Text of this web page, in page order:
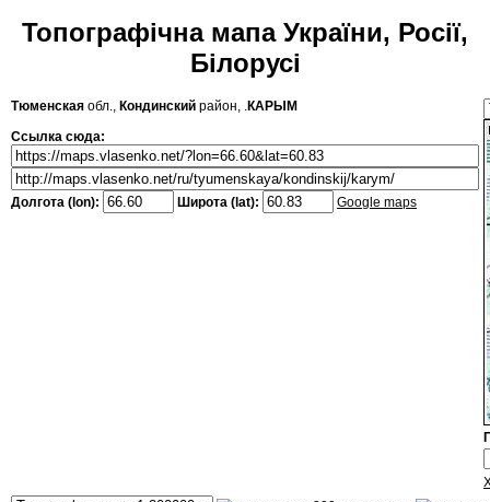
Топографічна мапа України, Росії,
Білорусі
Тюменская обл., Кондинский район, .КАРЫМ
Ссылка сюда:
Долгота (lon): Широта (lat): Google maps